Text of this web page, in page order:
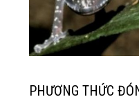
PHƯƠNG THỨC